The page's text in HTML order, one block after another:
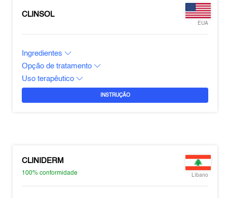
CLINSOL
EUA
Ingredientes
Opção de tratamento
Uso terapêutico
INSTRUÇÃO
CLINIDERM
100%conformidade Líbano